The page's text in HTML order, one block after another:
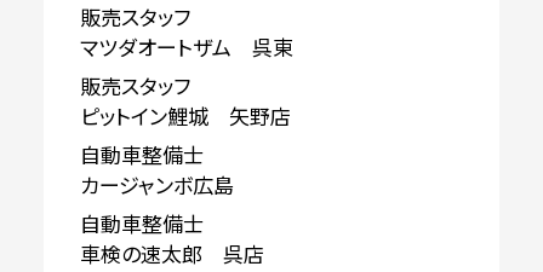
販売スタッフ
マツダオートザム 呉東
販売スタッフ
ピットイン鯉城 矢野店
自動車整備士
カージャンボ広島
自動車整備士
車検の速太郎 呉店